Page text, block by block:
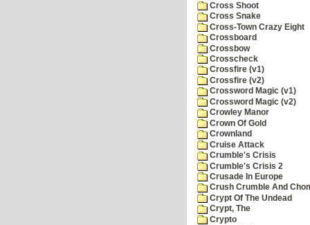
Cross Shoot
Cross Snake
Cross-Town Crazy Eight
Crossboard
Crossbow
Crosscheck
Crossfire (v1)
Crossfire (v2)
Crossword Magic (v1)
Crossword Magic (v2)
Crowley Manor
Crown Of Gold
Crownland
Cruise Attack
Crumble's Crisis
Crumble's Crisis 2
Crusade In Europe
Crush Crumble And
Crypt Of The Undead
Crypt, The
Crypto